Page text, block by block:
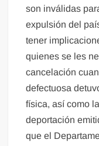
son inválidas
expulsión del
tener
quienes se les
cancelación
defectuosa
física, así como
deportación
que el